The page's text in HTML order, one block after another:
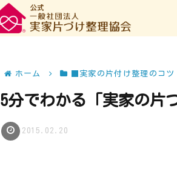
ホーム ■実家の片付け整理のコツ
5分でわかる「実家の片
2015.02.20